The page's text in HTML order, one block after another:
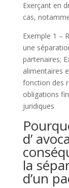
Exerçant en
cas,
Exemple 1 –
une
partenaires;
alimentaires
fonction des
obligations
juridiques
d’
la
d’un